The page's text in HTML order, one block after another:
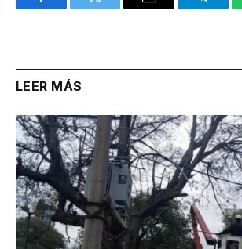
FacebookTwitter Email
LEER MÁS